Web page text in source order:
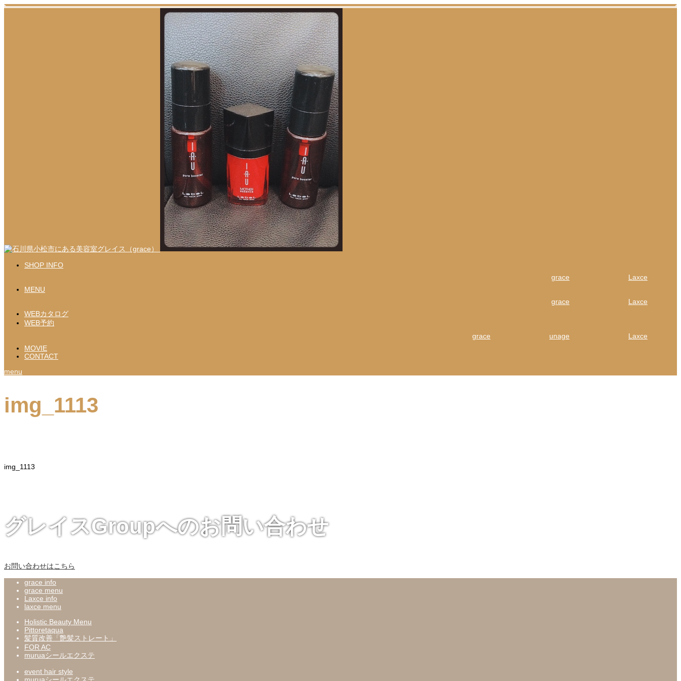
SHOP INFO
grace
Laxce
MENU
grace
Laxce
WEBカタログ
WEB予約
grace
unage
Laxce
MOVIE
CONTACT
menu
img_1113
img_1113
グレイスGroupへのお問い合わせ
お問い合わせはこちら
grace info
grace menu
Laxce info
laxce menu
Holistic Beauty Menu
Pittoretaqua
髪質改善「艶髪ストレート」
FOR AC
muruaシールエクステ
event hair style
muruaシールエクステ